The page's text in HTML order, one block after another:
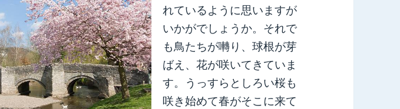
れているように思いますが
いかがでしょうか。それで
も鳥たちが囀り、球根が芽
ばえ、花が咲いてきていま
す。うっすらとしろい桜も
咲き始めて春がそこに来て